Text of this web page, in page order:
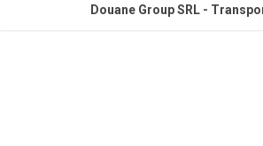
Douane Group SRL -